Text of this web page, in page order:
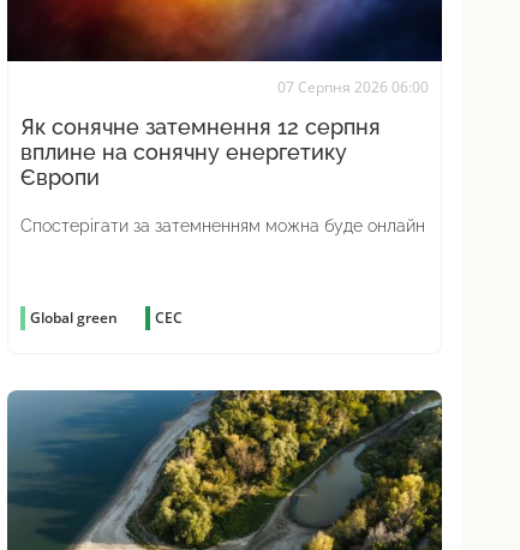
07 Серпня 2026 06:00
Як сонячне затемнення 12 серпня
вплине на сонячну енергетику
Європи
Спостерігати за затемненням можна буде онлайн
Global green СЕС